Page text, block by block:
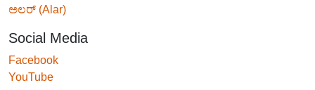
ಅಲರ್ (Alar)
Social Media
Facebook
YouTube